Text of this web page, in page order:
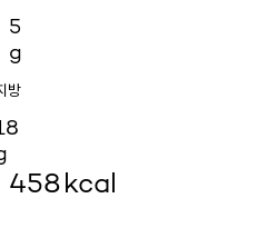
5
g
방
458kcal